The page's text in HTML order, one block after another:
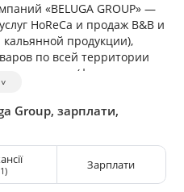
«BELUGA GROUP» —
HoReCa и продаж B&B и
кальянной продукции),
по всей территории
и аренды (фуд-кортов,
«BELUGA GROUP» на
группой брендов, которые
и сезонно.
«BELUGA» Наша миссия —
бренд для привлечения
˅
Group, зарплати,
Зарплати